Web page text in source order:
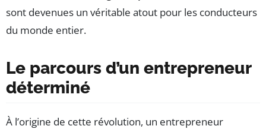
sont devenues un véritable atout pour les conducteurs
du monde entier.
Le parcours d’un entrepreneur
déterminé
À l’origine de cette révolution, un entrepreneur